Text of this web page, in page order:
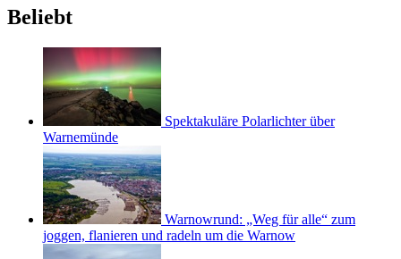
Beliebt
Spektakuläre Polarlichter über
Warnemünde
Warnowrund: „Weg für alle“ zum
joggen, flanieren und radeln um die Warnow